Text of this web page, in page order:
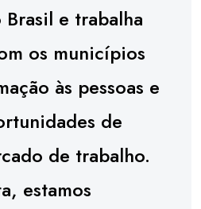
e trabalha
os municípios
às pessoas e
de
de trabalho.
estamos